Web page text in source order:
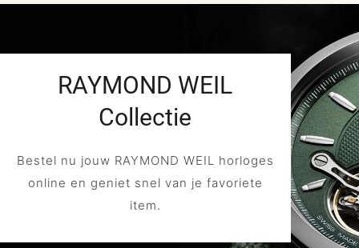
RAYMOND WEIL
Collectie
Bestel nu jouw RAYMOND WEIL horloges
online en geniet snel van je favoriete
item.